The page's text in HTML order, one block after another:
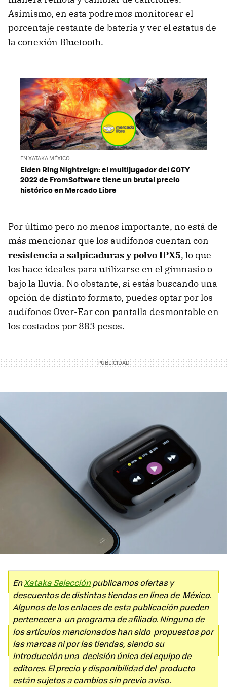
Asimismo, en esta podremos monitorear el
porcentaje restante de batería y ver el estatus de
la conexión Bluetooth.
EN XATAKA MÉXICO
Elden Ring Nightreign: el multijugador del GOTY
2022 de FromSoftware tiene un brutal precio
histórico en Mercado Libre
Por último pero no menos importante, no está de
más mencionar que los audífonos cuentan con
resistencia a salpicaduras y polvo IPX5, lo que
los hace ideales para utilizarse en el gimnasio o
bajo la lluvia. No obstante, si estás buscando una
opción de distinto formato, puedes optar por los
audífonos Over-Ear con pantalla desmontable en
los costados por 883 pesos.
EnXataka Selecciónpublicamos ofertas y
descuentos de distintas tiendas en línea de México.
Algunos de los enlaces de esta publicación pueden
pertenecer a un programa de afiliado. Ninguno de
los artículos mencionados han sido propuestos por
las marcas ni por las tiendas, siendo su
introducción una decisión única del equipo de
editores. El precio y disponibilidad del producto
están sujetos a cambios sin previo aviso.